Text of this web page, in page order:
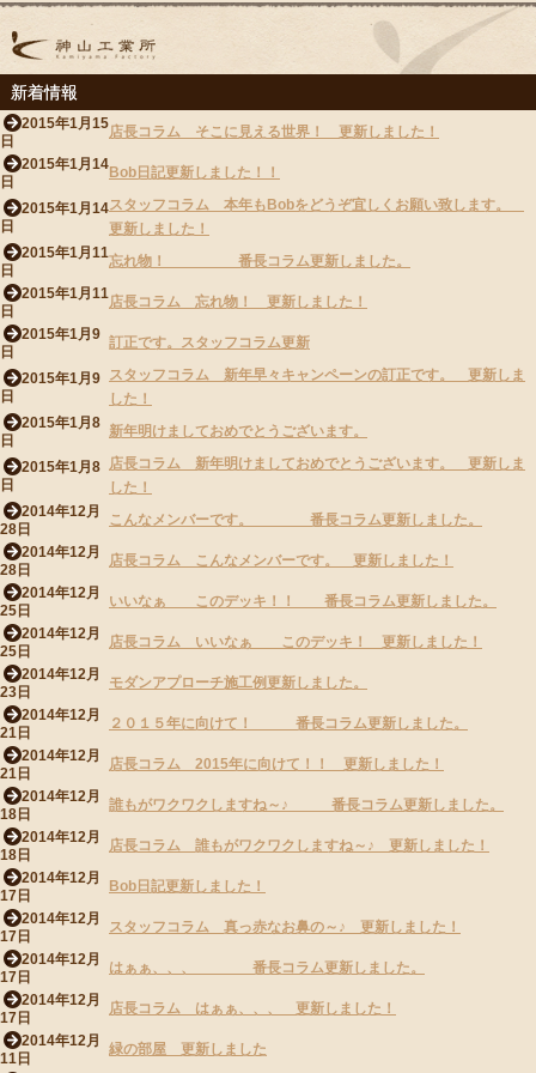
新着情報
2015年1月15
日
店長コラム そこに見える世界！ 更新しました！
2015年1月14
日
Bob日記更新しました！！
2015年1月14
日
スタッフコラム 本年もBobをどうぞ宜しくお願い致します。
更新しました！
2015年1月11
日
忘れ物！ 番長コラム更新しました。
2015年1月11
日
店長コラム 忘れ物！ 更新しました！
2015年1月9
日
訂正です。スタッフコラム更新
2015年1月9
日
スタッフコラム 新年早々キャンペーンの訂正です。 更新しま
した！
2015年1月8
日
新年明けましておめでとうございます。
2015年1月8
日
店長コラム 新年明けましておめでとうございます。 更新しま
した！
2014年12月
28日
こんなメンバーです。 番長コラム更新しました。
2014年12月
28日
店長コラム こんなメンバーです。 更新しました！
2014年12月
25日
いいなぁ このデッキ！！ 番長コラム更新しました。
2014年12月
25日
店長コラム いいなぁ このデッキ！ 更新しました！
2014年12月
23日
モダンアプローチ施工例更新しました。
2014年12月
21日
２０１５年に向けて！ 番長コラム更新しました。
2014年12月
21日
店長コラム 2015年に向けて！！ 更新しました！
2014年12月
18日
誰もがワクワクしますね～♪ 番長コラム更新しました。
2014年12月
18日
店長コラム 誰もがワクワクしますね～♪ 更新しました！
2014年12月
17日
Bob日記更新しました！
2014年12月
17日
スタッフコラム 真っ赤なお鼻の～♪ 更新しました！
2014年12月
17日
はぁぁ、、、 番長コラム更新しました。
2014年12月
17日
店長コラム はぁぁ、、、 更新しました！
2014年12月
11日
緑の部屋 更新しました